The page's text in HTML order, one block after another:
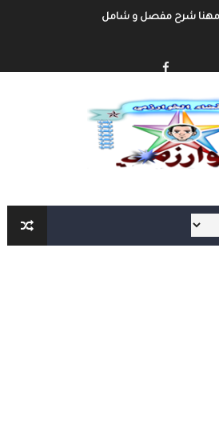
مهنا شرح مفصل و شامل
الحر على الأنترنت لا يمكنك الإستغاء عنها
شامل و مفصل من الألف الى الياء الجزء الثاني